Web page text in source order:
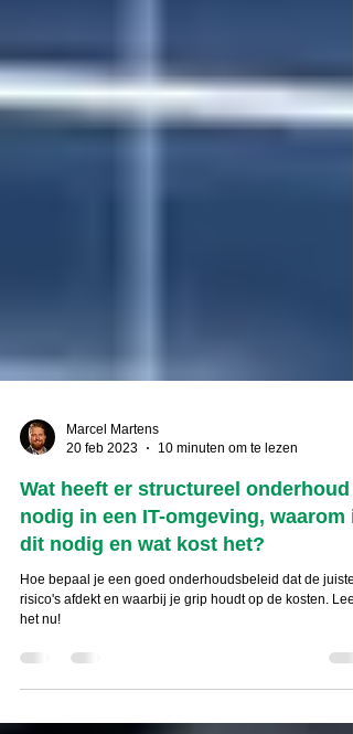
20 feb 2023
10 minuten om te lezen
Wat heeft er structureel onderhoud
nodig in een IT-omgeving, waarom
dit nodig en wat kost het?
Hoe bepaal je een goed onderhoudsbeleid dat de juiste
het nu!